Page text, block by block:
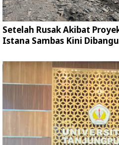
Setelah Rusak Akibat
Istana Sambas Kini